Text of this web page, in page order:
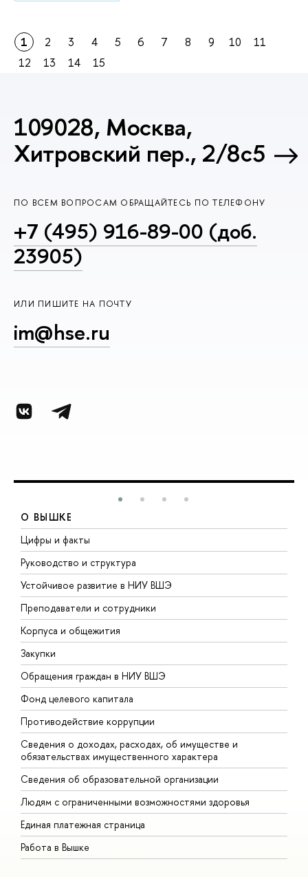
1 2 3 4 5 6 7 8 9 10
11
12
13 14 15
109028, Москва,
Хитровский пер., 2/8с5
ПО ВСЕМ ВОПРОСАМ ОБРАЩАЙТЕСЬ ПО ТЕЛЕФОНУ
+7 (495) 916-89-00 (доб.
23905)
ИЛИ ПИШИТЕ НА ПОЧТУ
im@hse.ru
О ВЫШКЕ
Цифры и факты
Руководство и структура
Устойчивое развитие в НИУ ВШЭ
Преподаватели и сотрудники
Корпуса и общежития
Закупки
Обращения граждан в НИУ ВШЭ
Фонд целевого капитала
Противодействие коррупции
Сведения о доходах, расходах, об имуществе и
обязательствах имущественного характера
Сведения об образовательной организации
Людям с ограниченными возможностями здоровья
Единая платежная страница
Работа в Вышке